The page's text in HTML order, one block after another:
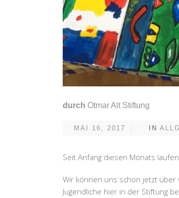
durch Otmar Alt Stiftung
MAI 16, 2017 IN
Seit Anfang diesen Monats
Wir können uns schon jetzt
Jugendliche hier in der Stiftung